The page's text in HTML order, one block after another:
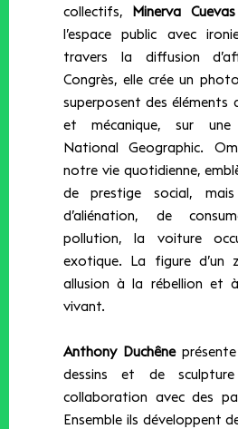
collectifs,
Minerva Cuevas
l’espace public avec
travers la diffusion
Congrès, elle crée un
superposent des éléments
et mécanique, sur une
National Geographic.
notre vie quotidienne,
de prestige social,
d’aliénation, de
pollution, la voiture
exotique. La figure d’un
allusion à la rébellion et
vivant.
Anthony Duchêneprésente
dessins et de
collaboration avec des
Ensemble ils développent